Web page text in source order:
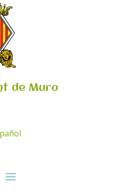
de Muro